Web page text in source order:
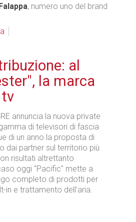
, numero uno del brand
al
la marca
annuncia la nuova private
di televisori di fascia
di un anno la proposta di
dai partner sul territorio più
risultati altrettanto
oggi "Pacific" mette a
completo di prodotti per
in e trattamento dell'aria.